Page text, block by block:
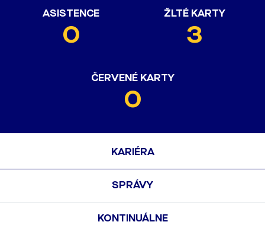
ASISTENCE
0
ŽLTÉ KARTY
3
ČERVENÉ KARTY
0
KARIÉRA
SPRÁVY
KONTINUÁLNE